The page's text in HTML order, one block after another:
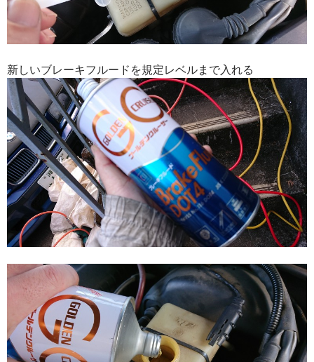
新しいブレーキフルードを規定レベルまで入れる